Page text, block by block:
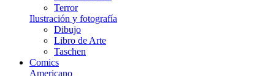
Terror
Ilustración y fotografía
Dibujo
Libro de Arte
Taschen
Comics
Americano